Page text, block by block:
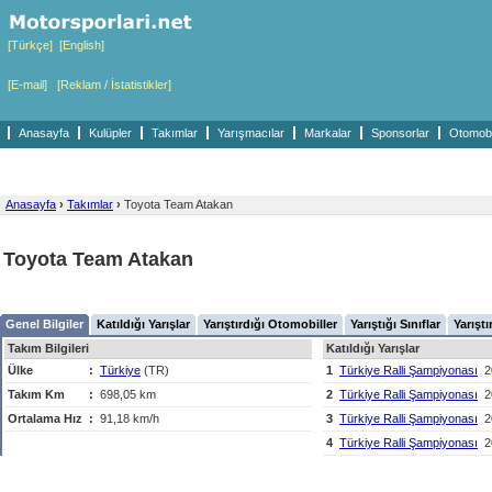
[Türkçe] [English]
[E-mail] [Reklam / İstatistikler]
Anasayfa Kulüpler Takımlar Yarışmacılar Markalar Sponsorlar
Anasayfa › Takımlar › Toyota Team Atakan
Toyota Team Atakan
Genel Bilgiler Katıldığı Yarışlar Yarıştırdığı Otomobiller Yarıştığı Sınıflar
Takım Bilgileri
Ülke
: Türkiye (TR)
Takım Km
: 698,05 km
Ortalama Hız
: 91,18 km/h
Katıldığı Yarışlar
1 Türkiye Ralli Şampiyonası
2 Türkiye Ralli Şampiyonası
3 Türkiye Ralli Şampiyonası
4 Türkiye Ralli Şampiyonası